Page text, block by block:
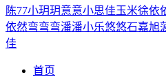
陈77小玥玥意意小思佳玉米徐依
依然弯弯弯潘潘小乐悠悠石嘉旭
佳
首页